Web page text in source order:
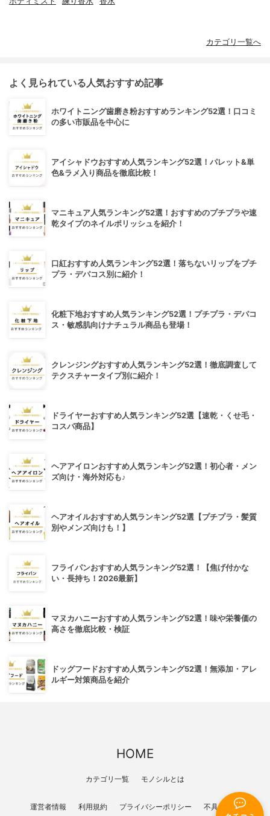
カテゴリ一覧へ
よく見られている人気おすすめ記事
ホワイトニング歯磨き粉おすすめランキング52選！口コミ
の多い市販品を中心に
アイシャドウおすすめ人気ランキング52選！パレット&単
色&ラメ入り商品を徹底比較！
マニキュア人気ランキング52選！おすすめのプチプラや速
乾タイプのネイルポリッシュを紹介！
口紅おすすめ人気ランキング52選！落ちないリップをプチ
プラ・デパコス別に紹介！
化粧下地おすすめ人気ランキング52選！プチプラ・デパコ
ス・敏感肌向けナチュラル商品も登場！
クレンジングおすすめ人気ランキング52選！徹底調査して
テクスチャータイプ別に紹介！
ドライヤーおすすめ人気ランキング52選【速乾・くせ毛・
コスパ商品】
ヘアアイロンおすすめ人気ランキング52選！初心者・メン
ズ向け・海外対応も♪
ヘアオイルおすすめ人気ランキング52選【プチプラ・髪質
別やメンズ向けも！】
フライパンおすすめ人気ランキング52選！【焦げ付かな
い・長持ち！2026最新】
マヌカハニーおすすめ人気ランキング52選！味や栄養価の
高さを徹底比較・検証
ドッグフードおすすめ人気ランキング52選！無添加・アレ
ルギー対策商品を紹介
HOME
カテゴリ一覧 モノシルとは
運営者情報 利用規約 プライバシーポリシー 不具合報告